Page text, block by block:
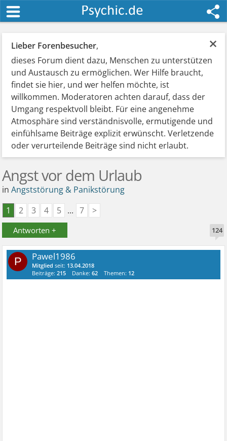
×
Lieber Forenbesucher,
dieses Forum dient dazu, Menschen zu unterstützen
und Austausch zu ermöglichen. Wer Hilfe braucht,
findet sie hier, und wer helfen möchte, ist
willkommen. Moderatoren achten darauf, dass der
Umgang respektvoll bleibt. Für eine angenehme
Atmosphäre sind verständnisvolle, ermutigende und
einfühlsame Beiträge explizit erwünscht. Verletzende
oder verurteilende Beiträge sind nicht erlaubt.
Angst vor dem Urlaub
inAngststörung & Panikstörung
1
2 3 4 5 ... 7 >
Antworten + 124
P Pawel1986
Mitglied seit: 13.04.2018
Beiträge:215 Danke:62 Themen: 12